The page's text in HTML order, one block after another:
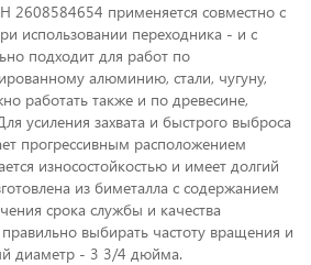
2608584654 применяется совместно с
использовании переходника - и с
подходит для работ по
алюминию, стали, чугуну,
работать также и по древесине,
усиления захвата и быстрого выброса
прогрессивным расположением
износостойкостью и имеет долгий
из биметалла с содержанием
срока службы и качества
выбирать частоту вращения и
диаметр - 3 3/4 дюйма.